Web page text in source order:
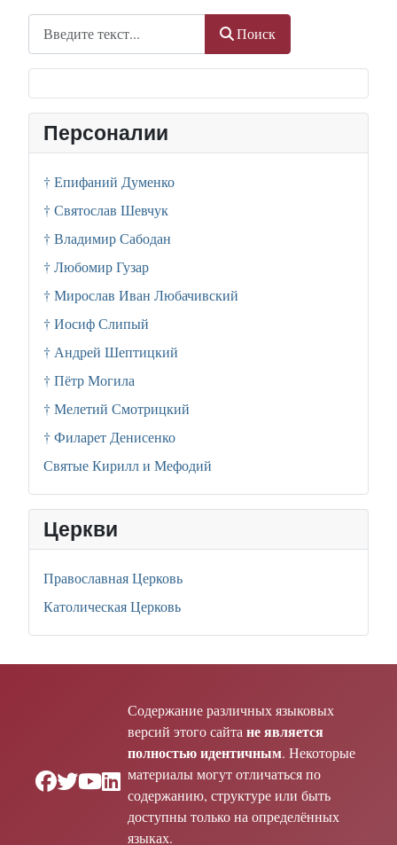
Поиск
Поиск
Персоналии
† Епифаний Думенко
† Святослав Шевчук
† Владимир Сабодан
† Любомир Гузар
† Мирослав Иван Любачивский
† Иосиф Слипый
† Андрей Шептицкий
† Пётр Могила
† Мелетий Смотрицкий
† Филарет Денисенко
Святые Кирилл и Мефодий
Церкви
Православная Церковь
Католическая Церковь
Содержание различных языковых
версий этого сайта не является
полностью идентичным. Некоторые
материалы могут отличаться по
содержанию, структуре или быть
доступны только на определённых
языках.